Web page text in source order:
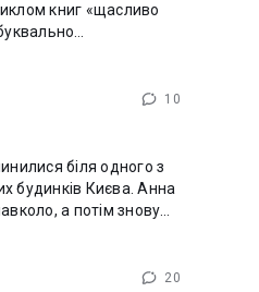
книг «щасливо
10
біля одного з
будинків Києва. Анна
а потім знову
20